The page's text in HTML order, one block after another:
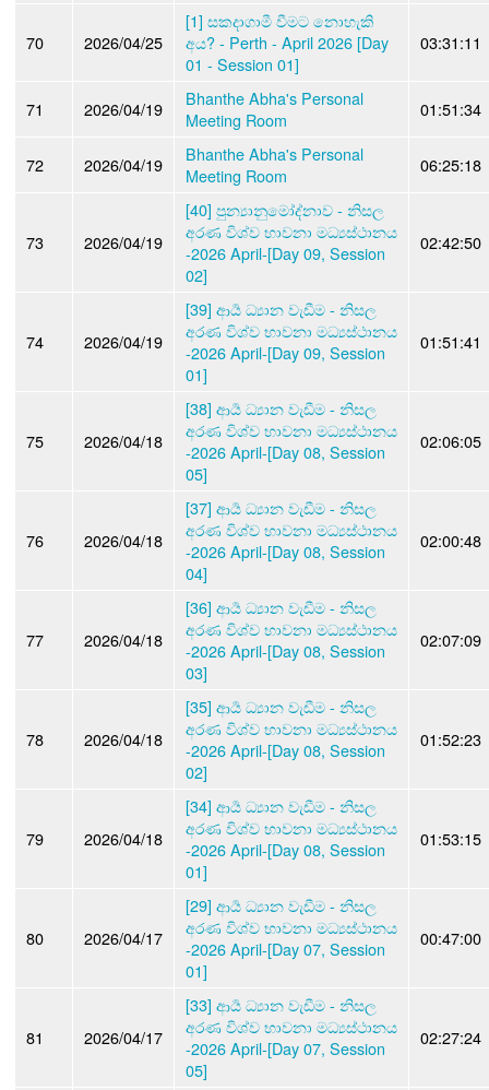
70 2026/04/25
[1] සකදාගාමී වීමට නොහැකි
අය? - Perth - April 2026 [Day
01 - Session 01]
03:31:11
71 2026/04/19
Bhanthe Abha's Personal
Meeting Room
01:51:34
72 2026/04/19
Bhanthe Abha's Personal
Meeting Room
06:25:18
73 2026/04/19
[40] පුන්‍යානුමෝද්නාව - නිසල
අරණ විශ්ව භාවනා මධ්‍යස්ථානය
-2026 April-[Day 09, Session
02]
02:42:50
74 2026/04/19
[39] ආර්‍ය ධ්‍යාන වැඩීම - නිසල
අරණ විශ්ව භාවනා මධ්‍යස්ථානය
-2026 April-[Day 09, Session
01]
01:51:41
75 2026/04/18
[38] ආර්‍ය ධ්‍යාන වැඩීම - නිසල
අරණ විශ්ව භාවනා මධ්‍යස්ථානය
-2026 April-[Day 08, Session
05]
02:06:05
76 2026/04/18
[37] ආර්‍ය ධ්‍යාන වැඩීම - නිසල
අරණ විශ්ව භාවනා මධ්‍යස්ථානය
-2026 April-[Day 08, Session
04]
02:00:48
77 2026/04/18
[36] ආර්‍ය ධ්‍යාන වැඩීම - නිසල
අරණ විශ්ව භාවනා මධ්‍යස්ථානය
-2026 April-[Day 08, Session
03]
02:07:09
78 2026/04/18
[35] ආර්‍ය ධ්‍යාන වැඩීම - නිසල
අරණ විශ්ව භාවනා මධ්‍යස්ථානය
-2026 April-[Day 08, Session
02]
01:52:23
79 2026/04/18
[34] ආර්‍ය ධ්‍යාන වැඩීම - නිසල
අරණ විශ්ව භාවනා මධ්‍යස්ථානය
-2026 April-[Day 08, Session
01]
01:53:15
80 2026/04/17
[29] ආර්‍ය ධ්‍යාන වැඩීම - නිසල
අරණ විශ්ව භාවනා මධ්‍යස්ථානය
-2026 April-[Day 07, Session
01]
00:47:00
81 2026/04/17
[33] ආර්‍ය ධ්‍යාන වැඩීම - නිසල
අරණ විශ්ව භාවනා මධ්‍යස්ථානය
-2026 April-[Day 07, Session
05]
02:27:24